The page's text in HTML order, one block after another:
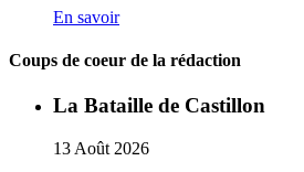
En savoir
Coups de coeur de la rédaction
La Bataille de Castillon
13 Août 2026